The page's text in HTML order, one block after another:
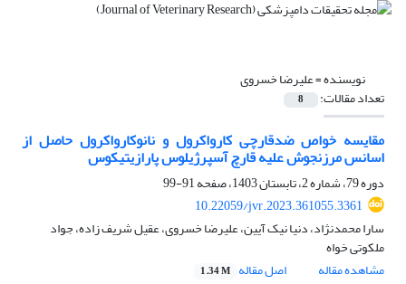
نویسنده =علیرضا خسروی
تعداد مقالات: 8
مقایسه خواص ضد‌قارچی کارواکرول و نانوکارواکرول حاصل از
اسانس مرزنجوش علیه قارچ آسپرژیلوس پارازیتیکوس
دوره 79، شماره 2، تابستان 1403، صفحه
91-99
10.22059/jvr.2023.361055.3361
سارا محمدنژاد، دنیا نیک آیین، علیرضا خسروی، عقیل شریف زاده، جواد
ملکوتی خواه
مشاهده مقاله
اصل مقاله 1.34 M